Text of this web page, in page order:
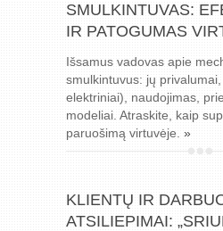
SMULKINTUVAS:
IR PATOGUMAS
Išsamus vadovas apie
smulkintuvus: jų
elektriniai), naudojimas,
modeliai. Atraskite, kaip
paruošimą virtuvėje. »
KLIENTŲ IR
ATSILIEPIMAI: